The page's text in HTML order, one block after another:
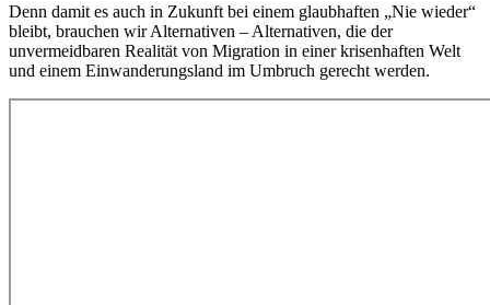
Denn damit es auch in Zukunft bei einem glaubhaften „Nie wieder“
bleibt, brauchen wir Alternativen – Alternativen, die der
unvermeidbaren Realität von Migration in einer krisenhaften Welt
und einem Einwanderungsland im Umbruch gerecht werden.